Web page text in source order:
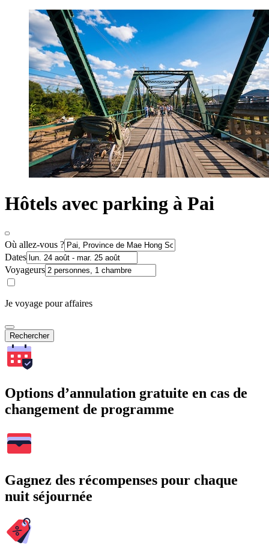
Hôtels avec parking à Pai
Où allez-vous ?
Dates
Voyageurs
Je voyage pour affaires
Rechercher
Options d’annulation gratuite en cas de
changement de programme
Gagnez des récompenses pour chaque
nuit séjournée